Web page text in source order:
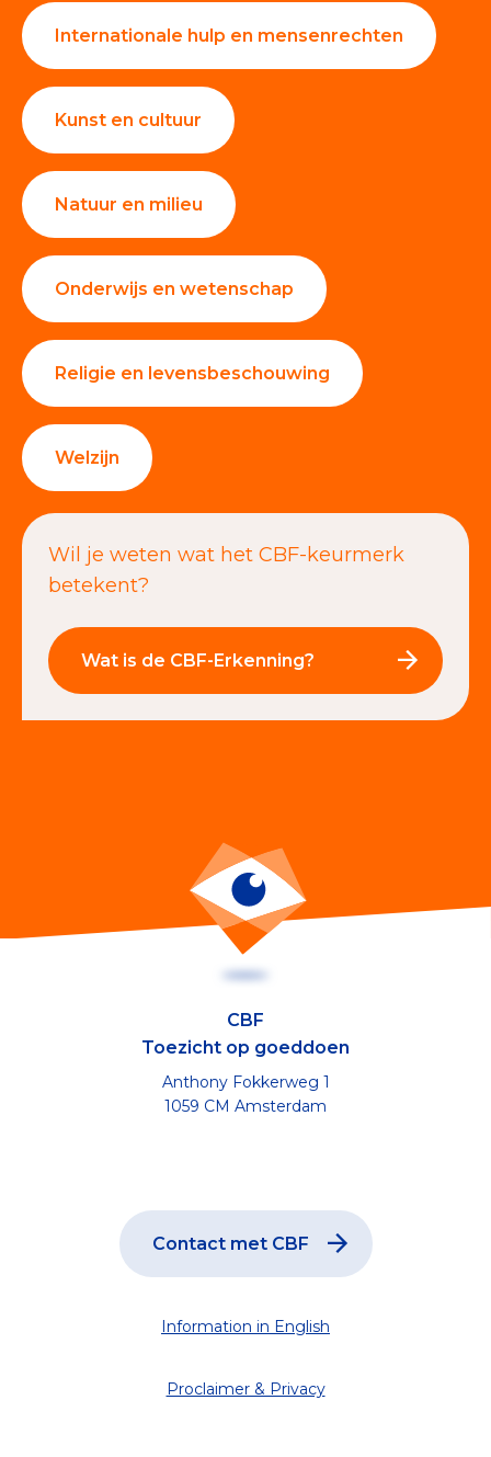
Internationale hulp en mensenrechten
Kunst en cultuur
Natuur en milieu
Onderwijs en wetenschap
Religie en levensbeschouwing
Welzijn
Wil je weten wat het CBF-keurmerk
betekent?
Wat is de CBF-Erkenning?
CBF
Toezicht op goeddoen
Anthony Fokkerweg 1
1059 CM Amsterdam
Contact met CBF
Information in English
Proclaimer & Privacy